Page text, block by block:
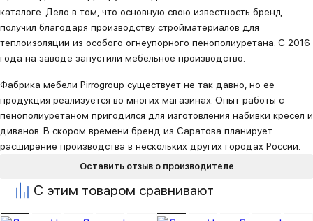
Оставить отзыв о производителе
каталоге. Дело в том, что основную свою известность бренд
получил благодаря производству стройматериалов для
теплоизоляции из особого огнеупорного пенополиуретана. С 2016
года на заводе запустили мебельное производство.
Фабрика мебели Pirrogroup существует не так давно, но ее
продукция реализуется во многих магазинах. Опыт работы с
пенополиуретаном пригодился для изготовления набивки кресел и
диванов. В скором времени бренд из Саратова планирует
расширение производства в нескольких других городах России.
С этим товаром сравнивают